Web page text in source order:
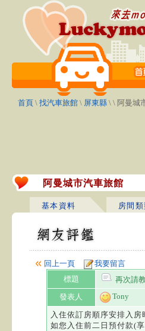
首頁 \ 找汽車旅館 \ 屏東縣 \ \ 阿曼城
阿曼城市汽車旅館
基本資料 房間類
回上一頁
我要留言
標題
再次請
發表人
Tony
入住依訂房順序安排入房
如您入住前二日預付款(